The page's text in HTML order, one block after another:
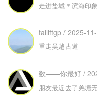
走进盐城＊滨海印象
tailiftgp / 2025-
重走吴越古道
数——你最好 /
朋友最近去了羌塘